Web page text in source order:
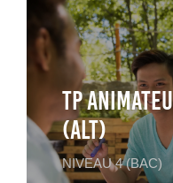
TP
(ALT)
NIVEAU 4 (BAC)